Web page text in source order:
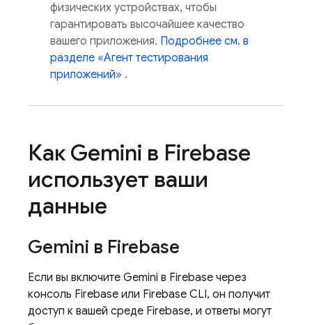
физических устройствах, чтобы
гарантировать высочайшее качество
вашего приложения. Подробнее см. в
разделе «Агент тестирования
приложений» .
Как Gemini в Firebase
использует ваши
данные
Gemini в Firebase
Если вы включите Gemini в Firebase через
консоль Firebase или Firebase CLI, он получит
доступ к вашей среде Firebase, и ответы могут